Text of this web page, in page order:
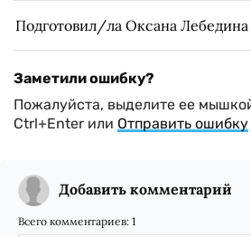
Подготовил/ла Оксана Лебедина
Заметили ошибку?
Пожалуйста, выделите ее
Ctrl+Enter или Отправить ошибку
Добавить комментарий
Всего комментариев: 1